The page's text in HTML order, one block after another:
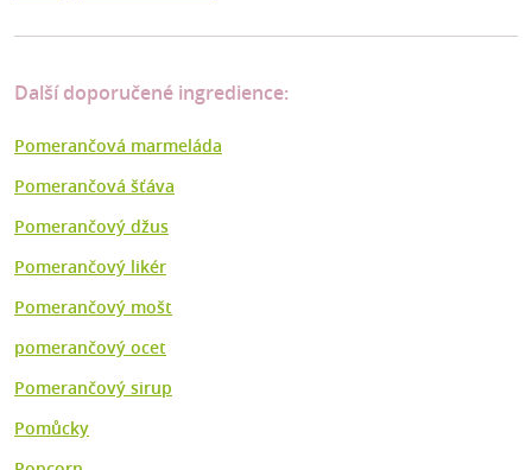
Další doporučené ingredience:
Pomerančová marmeláda
Pomerančová šťáva
Pomerančový džus
Pomerančový likér
Pomerančový mošt
pomerančový ocet
Pomerančový sirup
Pomůcky